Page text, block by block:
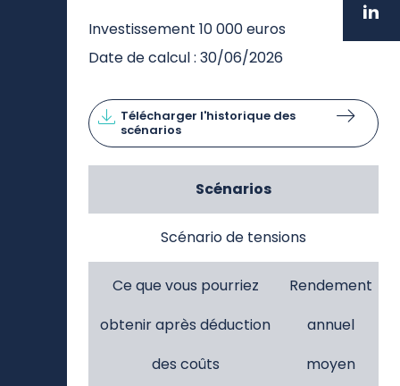
d’Information Clé (DIC).
Date de calcul : 30/06/2026
Télécharger l'historique des
Scénarios
Scénario de tensions
Ce que vous pourriez
obtenir après déduction
Rendement
annuel